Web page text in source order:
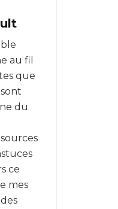
au fil
que
du
ce
mes